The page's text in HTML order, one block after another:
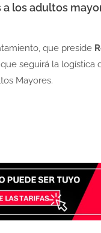
los adultos
que preside
seguirá la logística
Mayores.